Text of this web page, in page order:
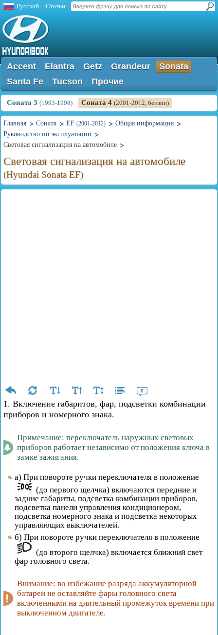
Русский Статьи
Accent Elantra Getz Grandeur
Sonata
Santa Fe
Tucson Прочие
Соната 3 (1993-1998) Соната 4 (2001-2012, бензин)
Главная Соната EF (2001-2012)
Общая информация
Руководство по эксплуатации
Световая сигнализация на автомобиле
Световая сигнализация на автомобиле
(Hyundai Sonata EF)
0
1. Включение габаритов, фар, подсветки комбинации
приборов и номерного знака.
Примечание: переключатель наружных световых
приборов работает независимо от положения ключа в
замке зажигания.
а) При повороте ручки переключателя в положение
(до первого щелчка) включаются передние и
задние габариты, подсветка комбинации приборов,
подсветка панели управления кондиционером,
подсветка номерного знака и подсветка некоторых
управляющих выключателей.
б) При повороте ручки переключателя в положение
(до второго щелчка) включается ближний свет
фар головного света.
Внимание: во избежание разряда аккумуляторной
батареи не оставляйте фары головного света
включенными на длительный промежуток времени при
выключенном двигателе.